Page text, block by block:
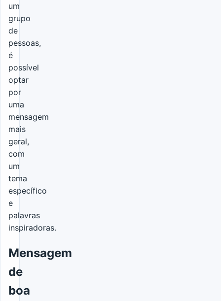
um
grupo
de
pessoas,
é
possível
optar
por
uma
mensagem
mais
geral,
com
um
tema
específico
e
palavras
inspiradoras.
Mensagem
de
boa